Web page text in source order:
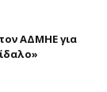
ΑΔΜΗΕ για